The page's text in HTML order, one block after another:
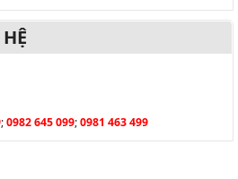
;0982 645 099;0981 463 499